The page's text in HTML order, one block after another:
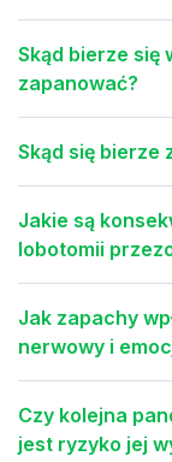
Skąd bierze się
zapanować?
Skąd się bierze
Jakie są
lobotomii
Jak zapachy
nerwowy i
Czy kolejna
jest ryzyko jej